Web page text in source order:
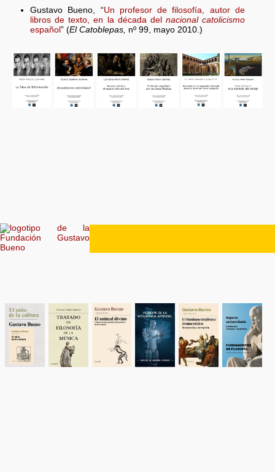
Gustavo Bueno, “Un profesor de filosofía, autor de
libros de texto, en la década del nacional catolicismo
español ” (El Catoblepas, nº 99, mayo 2010.)